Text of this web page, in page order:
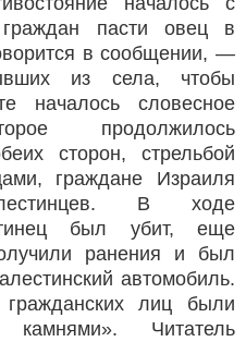
граждан пасти овец в
в сообщении, —
из села, чтобы
началось словесное
продолжилось
сторон, стрельбой
граждане Израиля
В ходе
был убит, еще
ранения и был
автомобиль.
гражданских лиц были
Читатель